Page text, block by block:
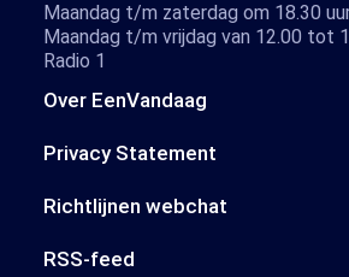
Over EenVandaag
Privacy Statement
Richtlijnen webchat
RSS-feed
Maandag t/m zaterdag om 18.30
Maandag t/m vrijdag van 12.00 tot
Radio 1